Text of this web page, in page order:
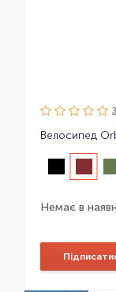
Велосипед
Немає в